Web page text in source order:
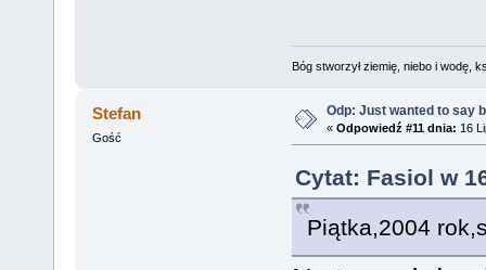
Bóg stworzył ziemię, niebo i wodę,
Stefan
Gość
Odp: Just wanted to say
« Odpowiedź #11 dnia: 16
Cytat: Fasiol w
Piątka,2004